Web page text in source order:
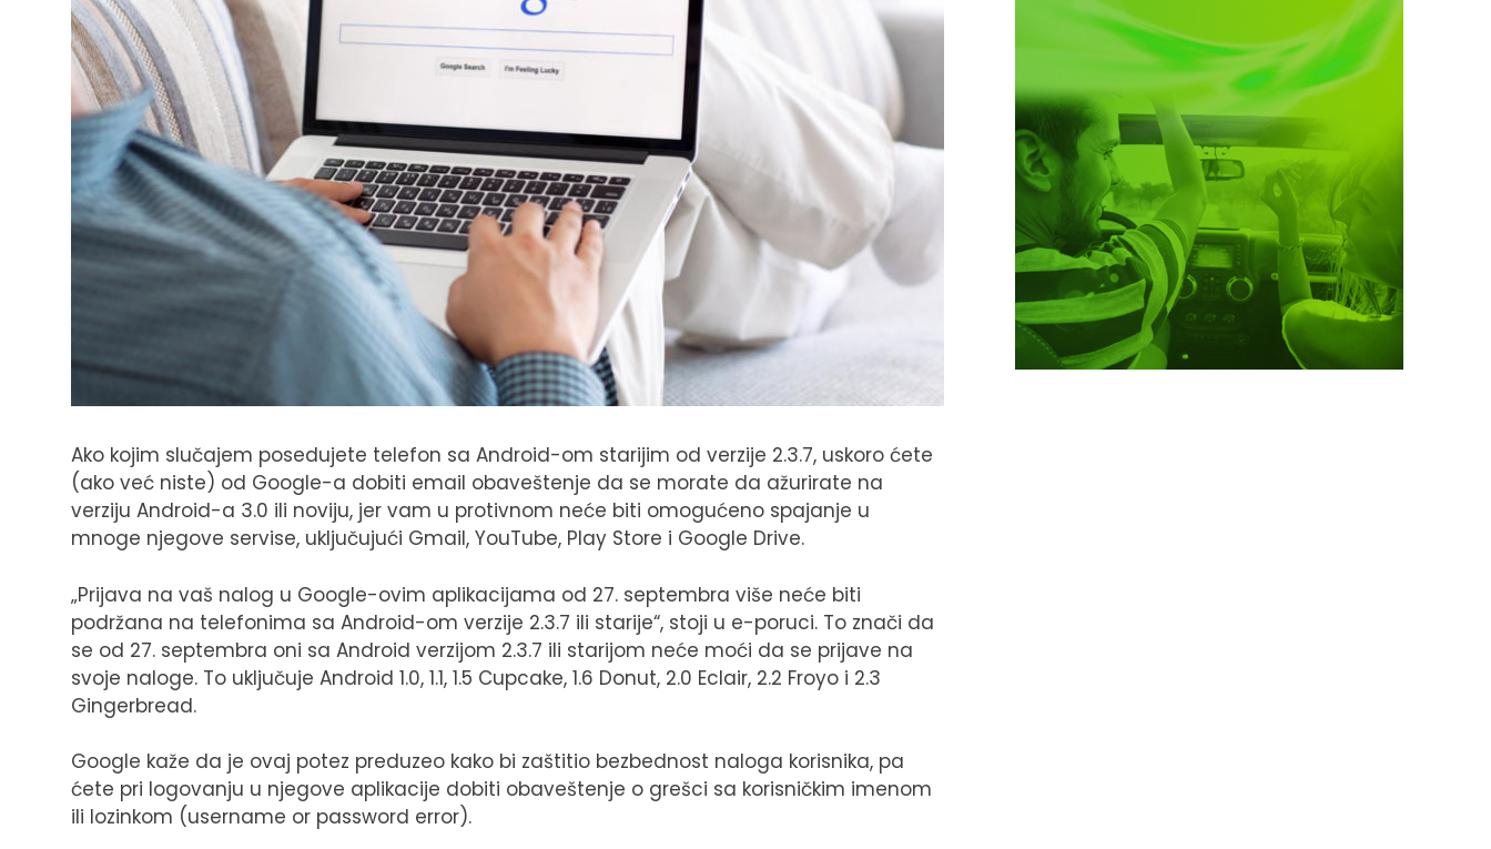
Ako kojim slučajem posedujete telefon sa Android-om starijim od verzije 2.3.7, uskoro ćete
(ako već niste) od Google-a dobiti email obaveštenje da se morate da ažurirate na
verziju Android-a 3.0 ili noviju, jer vam u protivnom neće biti omogućeno spajanje u
mnoge njegove servise, uključujući Gmail, YouTube, Play Store i Google Drive.
„Prijava na vaš nalog u Google-ovim aplikacijama od 27. septembra više neće biti
podržana na telefonima sa Android-om verzije 2.3.7 ili starije“, stoji u e-poruci. To znači da
se od 27. septembra oni sa Android verzijom 2.3.7 ili starijom neće moći da se prijave na
svoje naloge. To uključuje Android 1.0, 1.1, 1.5 Cupcake, 1.6 Donut, 2.0 Eclair, 2.2 Froyo i 2.3
Gingerbread.
Google kaže da je ovaj potez preduzeo kako bi zaštitio bezbednost naloga korisnika, pa
ćete pri logovanju u njegove aplikacije dobiti obaveštenje o grešci sa korisničkim imenom
ili lozinkom (username or password error).